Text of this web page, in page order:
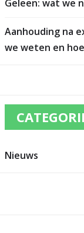
Geleen: wat we
Aanhouding na
we weten en
Nieuws